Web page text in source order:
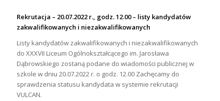
Rekrutacja – 20.07.2022 r., godz. 12.00 – listy kandydatów
zakwalifikowanych i niezakwalifikowanych
Listy kandydatów zakwalifikowanych i niezakwalifikowanych
do XXXVII Liceum Ogólnokształcącego im. Jarosława
Dąbrowskiego zostaną podane do wiadomości publicznej w
szkole w dniu 20.07.2022 r. o godz. 12.00 Zachęcamy do
sprawdzenia statusu kandydata w systemie rekrutacji
VULCAN.